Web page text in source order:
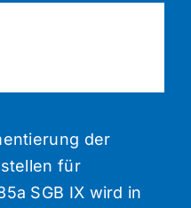
der
für
SGB IX wird in